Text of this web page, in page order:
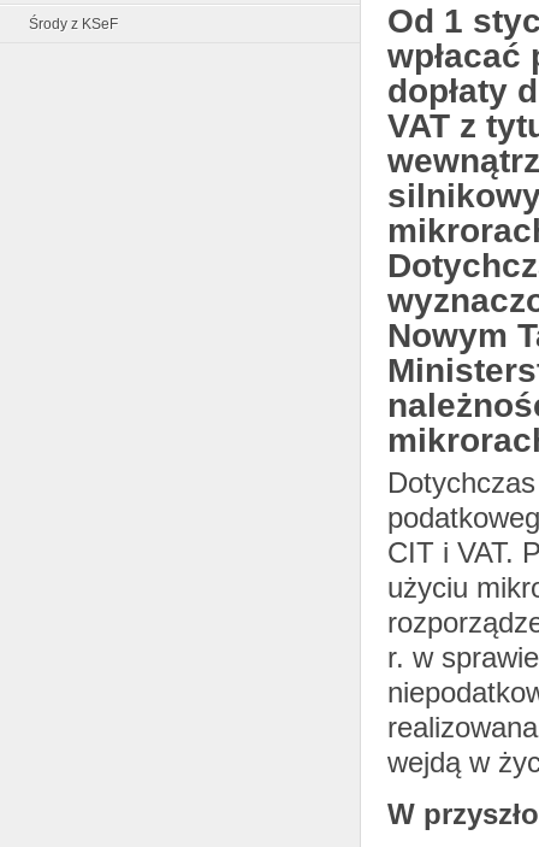
Środy z KSeF
Od 1
wpłacać
dopłaty
VAT z
Nowym
CIT i VAT.
użyciu
r. w
wejdą w
W